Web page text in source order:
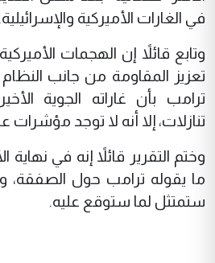
في الغارات الأميركية والإسرائيلية.
وتابع قائلاً إن الهجمات
تعزيز المقاومة من جانب النظام
ترامب بأن غاراته الجوية
تنازلات، إلا أنه لا توجد
وختم التقرير قائلاً إنه في
ما يقوله ترامب حول الصفقة،
ستمتثل لما ستوقع عليه.